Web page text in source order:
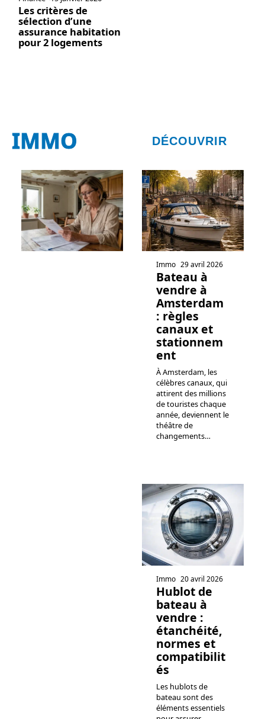
Les critères de
sélection d’une
assurance habitation
pour 2 logements
IMMO DÉCOUVRIR
Immo 29 avril 2026
Bateau à
vendre à
Amsterdam
: règles
canaux et
stationnem
ent
À Amsterdam, les
célèbres canaux, qui
attirent des millions
de touristes chaque
année, deviennent le
théâtre de
changements…
Immo 20 avril 2026
Hublot de
bateau à
vendre :
étanchéité,
normes et
compatibilit
és
Les hublots de
bateau sont des
éléments essentiels